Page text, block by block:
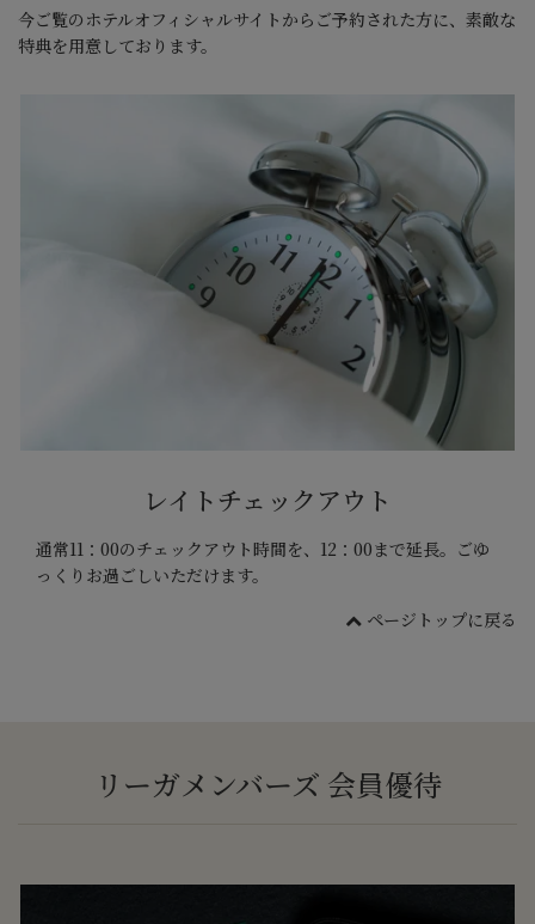
今ご覧のホテルオフィシャルサイトからご予約された方に、素敵な
特典を用意しております。
レイトチェックアウト
通常11：00のチェックアウト時間を、12：00まで延長。 ごゆ
っくりお過ごしいただけます。
ページトップに戻る
リーガメンバーズ 会員優待